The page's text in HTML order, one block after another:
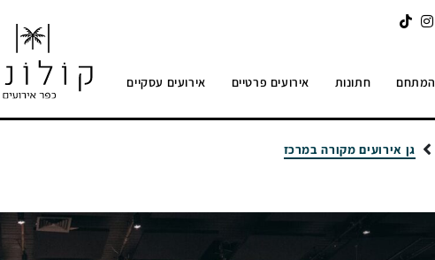
המתחם חתונות אירועים פרטיים אירועים עסקיים
גן אירועים מקורה במרכז